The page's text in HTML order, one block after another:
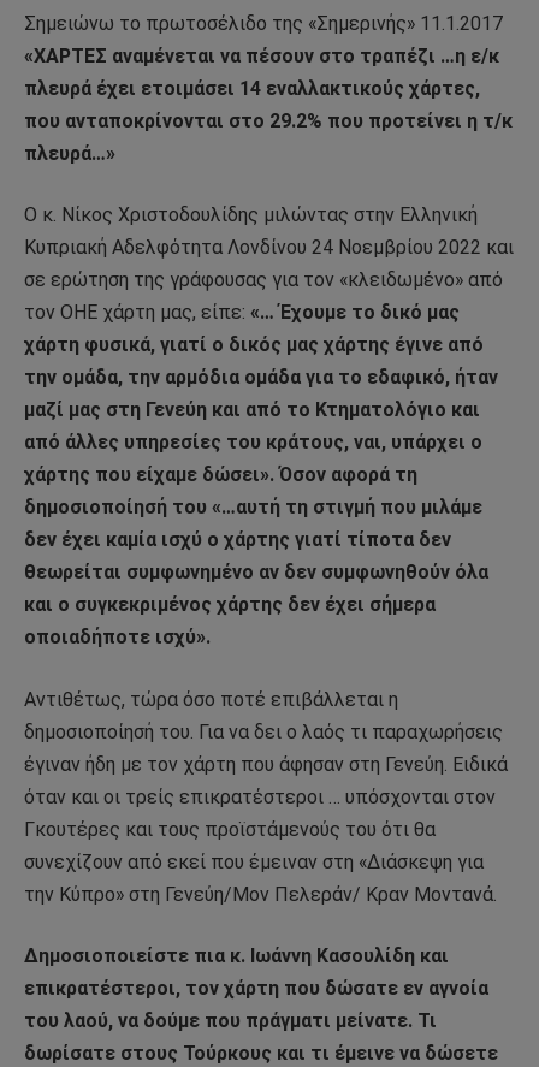
Σημειώνω το πρωτοσέλιδο της «Σημερινής» 11.1.2017
«ΧΑΡΤΕΣ αναμένεται να πέσουν στο τραπέζι …η ε/κ
πλευρά έχει ετοιμάσει 14 εναλλακτικούς χάρτες,
που ανταποκρίνονται στο 29.2% που προτείνει η τ/κ
πλευρά…»
Ο κ. Νίκος Χριστοδουλίδης μιλώντας στην Ελληνική
Κυπριακή Αδελφότητα Λονδίνου 24 Νοεμβρίου 2022 και
σε ερώτηση της γράφουσας για τον «κλειδωμένο» από
τον ΟΗΕ χάρτη μας, είπε: «… Έχουμε το δικό μας
χάρτη φυσικά, γιατί ο δικός μας χάρτης έγινε από
την ομάδα, την αρμόδια ομάδα για το εδαφικό, ήταν
μαζί μας στη Γενεύη και από το Κτηματολόγιο και
από άλλες υπηρεσίες του κράτους, ναι, υπάρχει ο
χάρτης που είχαμε δώσει». Όσον αφορά τη
δημοσιοποίησή του «…αυτή τη στιγμή που μιλάμε
δεν έχει καμία ισχύ ο χάρτης γιατί τίποτα δεν
θεωρείται συμφωνημένο αν δεν συμφωνηθούν όλα
και ο συγκεκριμένος χάρτης δεν έχει σήμερα
οποιαδήποτε ισχύ».
Αντιθέτως, τώρα όσο ποτέ επιβάλλεται η
δημοσιοποίησή του. Για να δει ο λαός τι παραχωρήσεις
έγιναν ήδη με τον χάρτη που άφησαν στη Γενεύη. Ειδικά
όταν και οι τρείς επικρατέστεροι … υπόσχονται στον
Γκουτέρες και τους προϊστάμενούς του ότι θα
συνεχίζουν από εκεί που έμειναν στη «Διάσκεψη για
την Κύπρο» στη Γενεύη/Μον Πελεράν/ Κραν Μοντανά.
Δημοσιοποιείστε πια κ. Ιωάννη Κασουλίδη και
επικρατέστεροι, τον χάρτη που δώσατε εν αγνοία
του λαού, να δούμε που πράγματι μείνατε. Τι
δωρίσατε στους Τούρκους και τι έμεινε να δώσετε